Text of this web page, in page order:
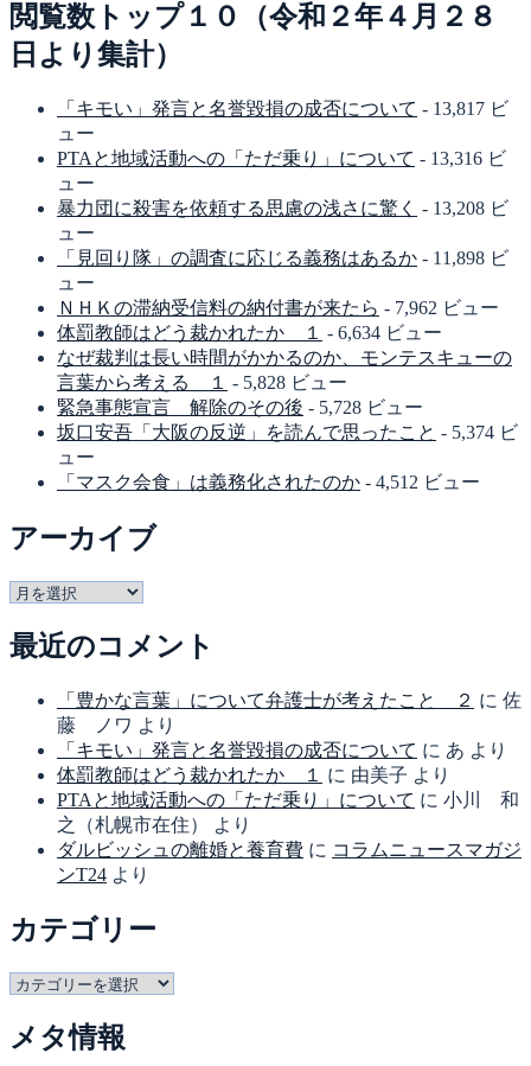
閲覧数トップ１０（令和２年４月２８
日より集計）
「キモい」発言と名誉毀損の成否について - 13,817 ビ
ュー
PTAと地域活動への「ただ乗り」について - 13,316 ビ
ュー
暴力団に殺害を依頼する思慮の浅さに驚く - 13,208 ビ
ュー
「見回り隊」の調査に応じる義務はあるか - 11,898 ビ
ュー
ＮＨＫの滞納受信料の納付書が来たら - 7,962 ビュー
体罰教師はどう裁かれたか １
- 6,634 ビュー
なぜ裁判は長い時間がかかるのか、モンテスキューの
言葉から考える １
- 5,828 ビュー
緊急事態宣言 解除のその後 - 5,728 ビュー
坂口安吾「大阪の反逆」を読んで思ったこと - 5,374 ビ
ュー
「マスク会食」は義務化されたのか - 4,512 ビュー
アーカイブ
ア
カ
イ
最近のコメント
「豊かな言葉」について弁護士が考えたこと ２ に 佐
藤 ノワ より
「キモい」発言と名誉毀損の成否について に あ より
体罰教師はどう裁かれたか １
に 由美子 より
PTAと地域活動への「ただ乗り」について に 小川 和
之（札幌市在住）
より
ダルビッシュの離婚と養育費 に コラムニュースマガジ
ンT24 より
カテゴリー
カ
ゴ
メタ情報